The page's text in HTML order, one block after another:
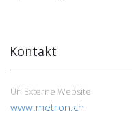
Kontakt
Url Externe Website
www.metron.ch